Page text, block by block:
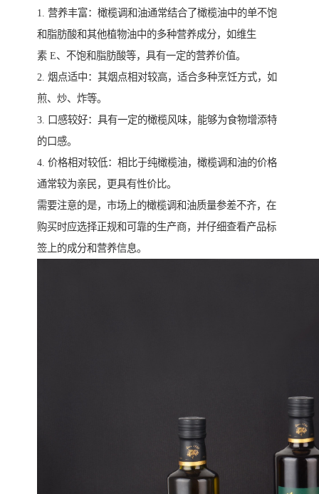
1. 营养丰富：橄榄调和油通常结合了橄榄油中的单不饱
和脂肪酸和其他植物油中的多种营养成分，如维生
素 E、不饱和脂肪酸等，具有一定的营养价值。
2. 烟点适中：其烟点相对较高，适合多种烹饪方式，如
煎、炒、炸等。
3. 口感较好：具有一定的橄榄风味，能够为食物增添特
的口感。
4. 价格相对较低：相比于纯橄榄油，橄榄调和油的价格
通常较为亲民，更具有性价比。
需要注意的是，市场上的橄榄调和油质量参差不齐，在
购买时应选择正规和可靠的生产商，并仔细查看产品标
签上的成分和营养信息。